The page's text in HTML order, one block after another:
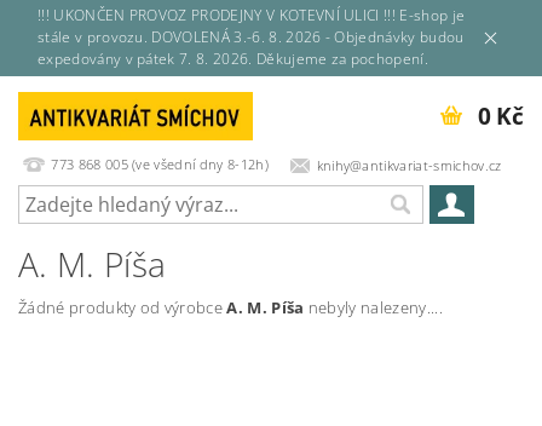
!!! UKONČEN PROVOZ PRODEJNY V KOTEVNÍ ULICI !!! E-shop je
stále v provozu. DOVOLENÁ 3.-6. 8. 2026 - Objednávky budou
expedovány v pátek 7. 8. 2026. Děkujeme za pochopení.
773 868 005 (ve všední dny 8-12h) knihy@antikvariat-smichov.cz
0 Kč
A. M. Píša
Žádné produkty od výrobceA. M. Píša nebyly nalezeny....